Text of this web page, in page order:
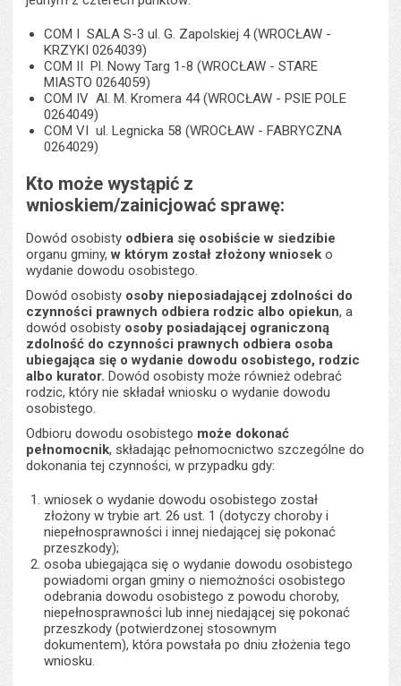
COM I SALA S-3 ul. G. Zapolskiej 4 (WROCŁAW -
KRZYKI 0264039)
COM II Pl. Nowy Targ 1-8 (WROCŁAW - STARE
MIASTO 0264059)
COM IV Al. M. Kromera 44 (WROCŁAW - PSIE POLE
0264049)
COM VI ul. Legnicka 58 (WROCŁAW - FABRYCZNA
0264029)
Kto może wystąpić z
wnioskiem/zainicjować sprawę:
Dowód osobisty odbiera się osobiście w siedzibie
organu gminy,w którym został złożony wniosek o
wydanie dowodu osobistego.
Dowód osobisty osoby nieposiadającej zdolności do
czynności prawnych odbiera rodzic albo opiekun, a
dowód osobisty osoby posiadającej ograniczoną
zdolność do czynności prawnych odbiera osoba
ubiegająca się o wydanie dowodu osobistego, rodzic
albo kurator. Dowód osobisty może również odebrać
rodzic, który nie składał wniosku o wydanie dowodu
osobistego.
Odbioru dowodu osobistego może dokonać
pełnomocnik, składając pełnomocnictwo szczególne do
dokonania tej czynności, w przypadku gdy:
wniosek o wydanie dowodu osobistego został
złożony w trybie art. 26 ust. 1 (dotyczy choroby i
niepełnosprawności i innej niedającej się pokonać
przeszkody);
osoba ubiegająca się o wydanie dowodu osobistego
powiadomi organ gminy o niemożności osobistego
odebrania dowodu osobistego z powodu choroby,
niepełnosprawności lub innej niedającej się pokonać
przeszkody (potwierdzonej stosownym
dokumentem), która powstała po dniu złożenia tego
wniosku.